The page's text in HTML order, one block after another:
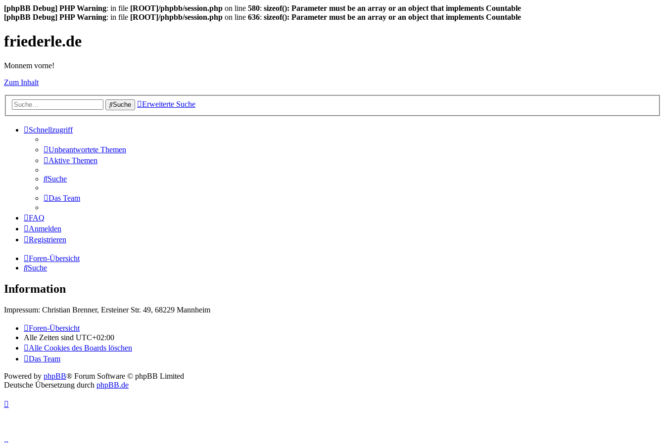
[phpBB Debug] PHP Warning: in file [ROOT]/phpbb/session.php on line 580: sizeof(): Parameter must be an array or an object that implements Countable
[phpBB Debug] PHP Warning: in file [ROOT]/phpbb/session.php on line 636: sizeof(): Parameter must be an array or an object that implements Countable
friederle.de
Monnem vorne!
Zum Inhalt
Suche Erweiterte Suche
Schnellzugriff
Unbeantwortete Themen
Aktive Themen
Suche
Das Team
FAQ
Anmelden
Registrieren
Foren-Übersicht
Suche
Information
Impressum: Christian Brenner, Ersteiner Str. 49, 68229 Mannheim
Foren-Übersicht
Alle Zeiten sind UTC+02:00
Alle Cookies des Boards löschen
Das Team
Powered by phpBB® Forum Software © phpBB Limited
Deutsche Übersetzung durch phpBB.de